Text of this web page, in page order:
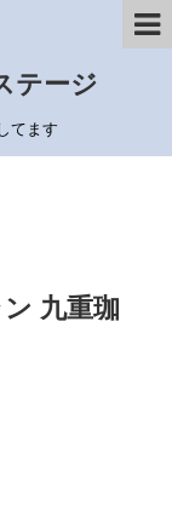
テージ
てます
九重珈